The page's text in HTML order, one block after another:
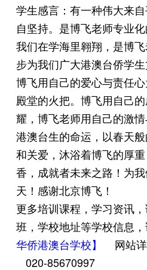
学生感言：有一种伟大来
自坚持。是博飞老师专业
我们在学海里翱翔，是博
步为我们广大港澳台侨学
博飞用自己的爱心与责任
殿堂的火把。博飞用自己
耀，博飞老师用自己的激
港澳台生的命运，以春天
和关爱，沐浴着博飞的厚
香，成就者未来之路！为
天！感谢北京博飞！
更多培训课程，学习资讯
班，学校地址等学校信息，
华侨港澳台学校】
网站
020-85670997